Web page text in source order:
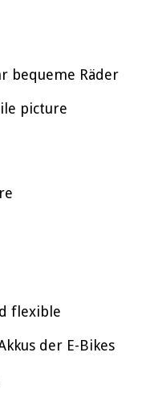
bequeme Räder
flexible
der E-Bikes